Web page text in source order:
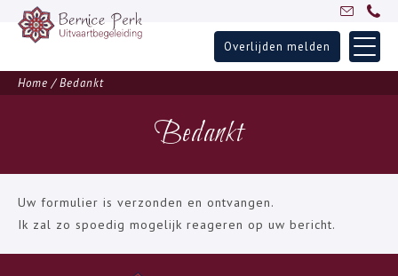
Skip
to
Home
Ervaringen
Partners
Blogs
Overlijden melden
Home /Bedankt
Bedankt
Uw formulier is verzonden en ontvangen.
Ik zal zo spoedig mogelijk reageren op uw bericht.